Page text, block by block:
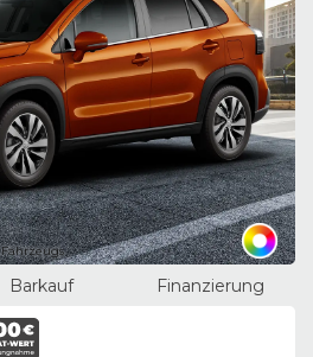
Barkauf Finanzierung